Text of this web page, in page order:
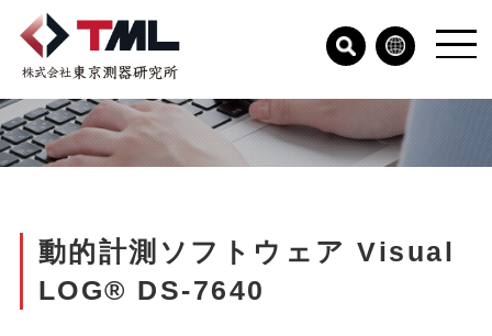
動的計測ソフトウェア Visual
LOG® DS-7640